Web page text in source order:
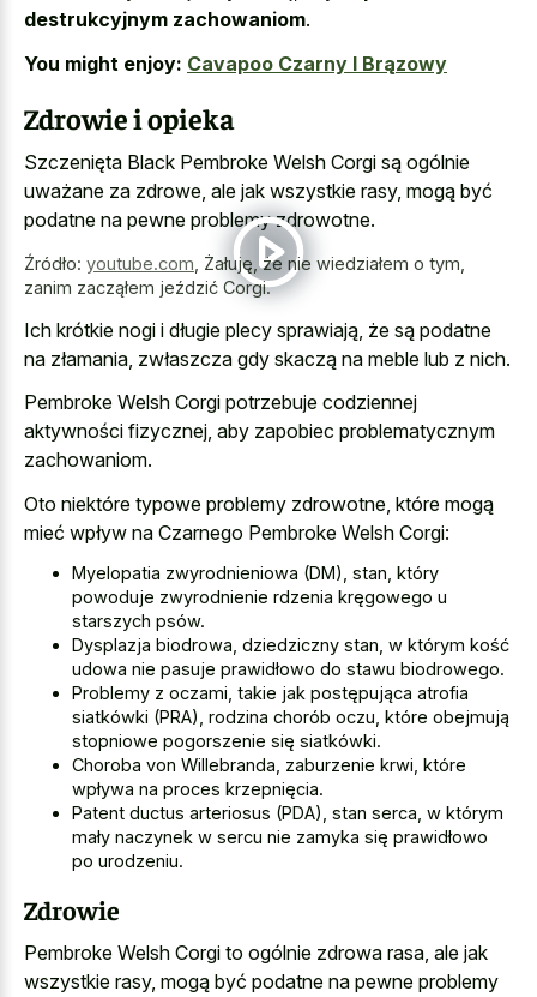
destrukcyjnym zachowaniom.
You might enjoy: Cavapoo Czarny I Brązowy
Zdrowie i opieka
Szczenięta Black Pembroke Welsh Corgi są ogólnie
uważane za zdrowe, ale jak wszystkie rasy, mogą być
podatne na pewne problemy zdrowotne.
Źródło: youtube.com Żałuję, że nie wiedziałem o tym,
zanim zacząłem jeździć Corgi.
Ich krótkie nogi i długie plecy sprawiają, że są podatne
na złamania, zwłaszcza gdy skaczą na meble lub z nich.
Pembroke Welsh Corgi potrzebuje codziennej
aktywności fizycznej, aby zapobiec problematycznym
zachowaniom.
Oto niektóre typowe problemy zdrowotne, które mogą
mieć wpływ na Czarnego Pembroke Welsh Corgi:
Myelopatia zwyrodnieniowa (DM), stan, który
powoduje zwyrodnienie rdzenia kręgowego u
starszych psów.
Dysplazja biodrowa, dziedziczny stan, w którym kość
udowa nie pasuje prawidłowo do stawu biodrowego.
Problemy z oczami, takie jak postępująca atrofia
siatkówki (PRA), rodzina chorób oczu, które obejmują
stopniowe pogorszenie się siatkówki.
Choroba von Willebranda, zaburzenie krwi, które
wpływa na proces krzepnięcia.
Patent ductus arteriosus (PDA), stan serca, w którym
mały naczynek w sercu nie zamyka się prawidłowo
po urodzeniu.
Zdrowie
Pembroke Welsh Corgi to ogólnie zdrowa rasa, ale jak
wszystkie rasy, mogą być podatne na pewne problemy